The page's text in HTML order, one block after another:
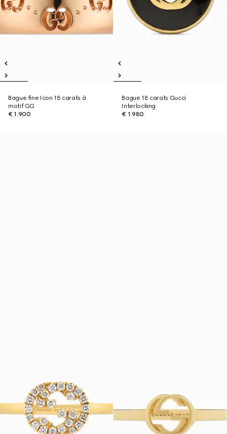
Bague fine Icon 18 carats à
motif GG
€ 1.900
Bague 18 carats Gucci
Interlocking
€ 1.980